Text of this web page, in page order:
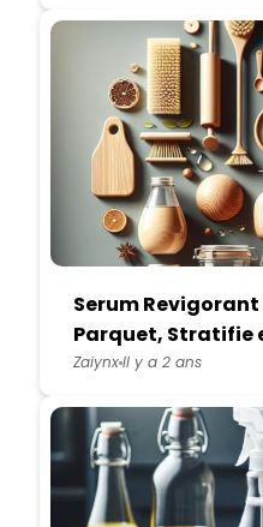
Serum
Parquet, Stratifie
Redonnez Vie a
ZaiynxIl y a 2 ans